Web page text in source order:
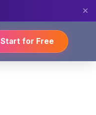
Start for Free